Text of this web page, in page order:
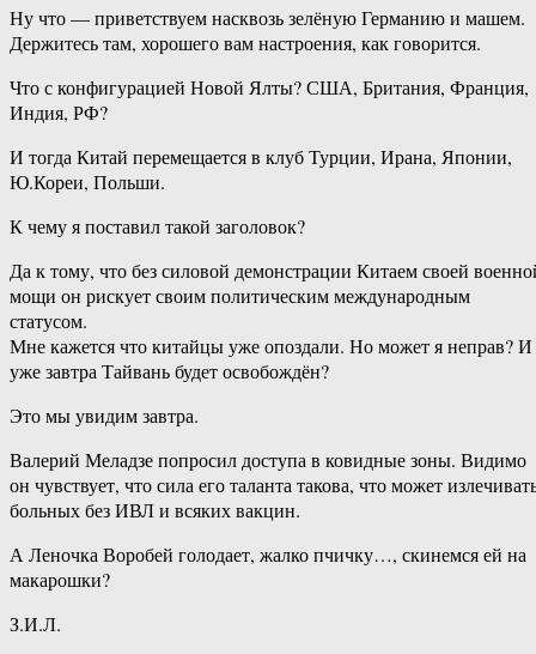
Ну что — приветствуем насквозь зелёную Германию и машем.
Держитесь там, хорошего вам настроения, как говорится.
Что с конфигурацией Новой Ялты? США, Британия, Франция,
Индия, РФ?
И тогда Китай перемещается в клуб Турции, Ирана, Японии,
Ю.Кореи, Польши.
К чему я поставил такой заголовок?
Да к тому, что без силовой демонстрации Китаем своей
мощи он рискует своим политическим международным
статусом.
Мне кажется что китайцы уже опоздали. Но может я неправ? И
уже завтра Тайвань будет освобождён?
Это мы увидим завтра.
Валерий Меладзе попросил доступа в ковидные зоны. Видимо
он чувствует, что сила его таланта такова, что может
больных без ИВЛ и всяких вакцин.
А Леночка Воробей голодает, жалко пчичку…, скинемся ей на
макарошки?
З.И.Л.